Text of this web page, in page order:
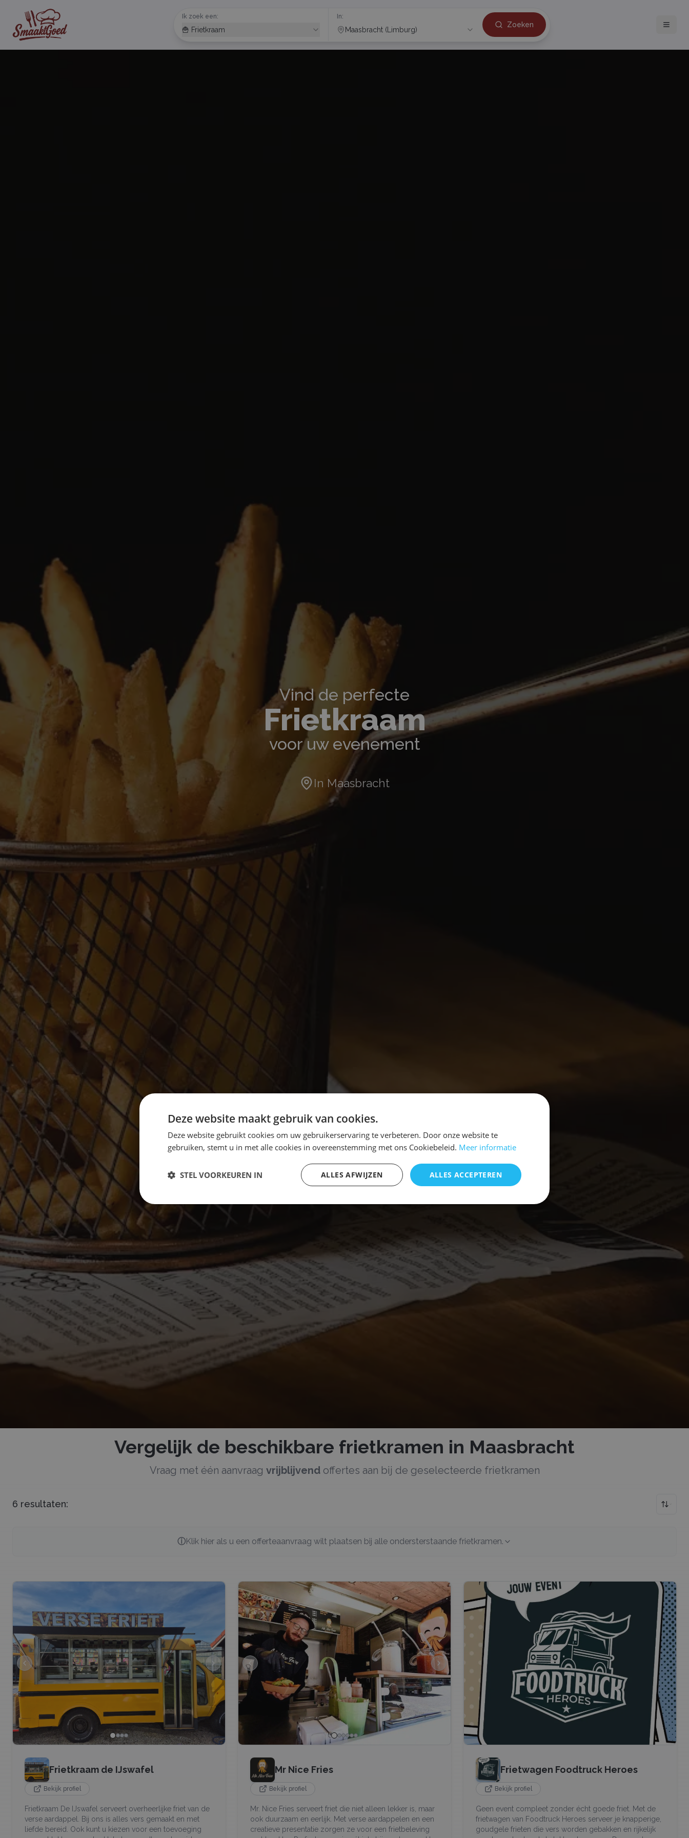
Ik zoek een:
🍟 Frietkraam
In:
Maasbracht (Limburg)
Zoeken
Vind de perfecte
Frietkraam
voor uw evenement
In Maasbracht
Vergelijk de beschikbare frietkramen in Maasbracht
Vraag met één aanvraag vrijblijvendoffertes aan bij de geselecteerde frietkramen
6 resultaten:
ⓘKlik hier als u een offerteaanvraag wilt plaatsen bij alle ondersterstaande frietkramen.
Frietkraam de IJswafel
Bekijk profiel
Frietkraam De IJswafel serveert overheerlijke friet van de
verse aardappel. Bij ons is alles vers gemaakt en met
liefde bereid. Ook kunt u kiezen voor een toevoeging
Mr Nice Fries
Bekijk profiel
Mr. Nice Fries serveert friet die niet alleen lekker is, maar
ook duurzaam en eerlijk. Met verse aardappelen en een
creatieve presentatie zorgen ze voor een frietbeleving
Frietwagen Foodtruck Heroes
Bekijk profiel
Geen event compleet zonder écht goede friet. Met de
frietwagen van Foodtruck Heroes serveer je knapperige,
goudgele frieten die vers worden gebakken en rijkelijk
Deze website maakt gebruik van cookies.
Deze website gebruikt cookies om uw gebruikerservaring te verbeteren. Door onze website te
gebruiken, stemt u in met alle cookies in overeenstemming met ons Cookiebeleid. Meer informatie
ALLES ACCEPTEREN
ALLES AFWIJZEN
STEL VOORKEUREN IN